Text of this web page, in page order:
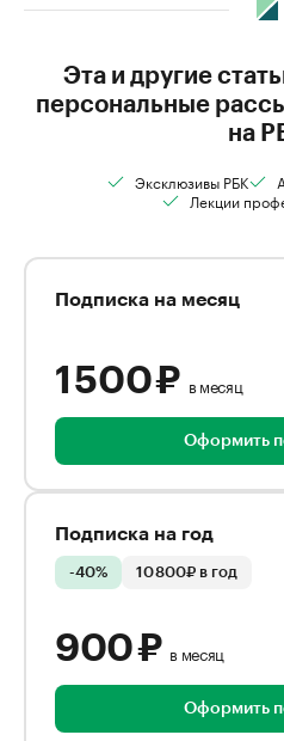
Эта и другие
персональные
на
Эксклюзивы РБК
Лекции
Подписка на месяц
1 500 ₽ в месяц
Оформить
Подписка на год
-40% 10 800₽ в год
900 ₽ в месяц
Оформить